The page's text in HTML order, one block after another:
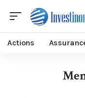
Actions